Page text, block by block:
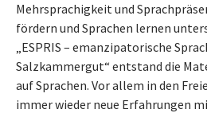
Mehrsprachigkeit und
fördern und Sprachen lernen
„ESPRIS – emanzipatorische
Salzkammergut“ entstand die
auf Sprachen. Vor allem in den
immer wieder neue Erfahrungen